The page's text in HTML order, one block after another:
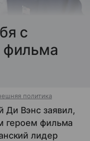
с
фильма
политика
Вэнс заявил,
героем фильма
лидер